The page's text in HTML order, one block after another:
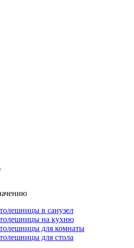
в санузел
на кухню
для комнаты
для стола